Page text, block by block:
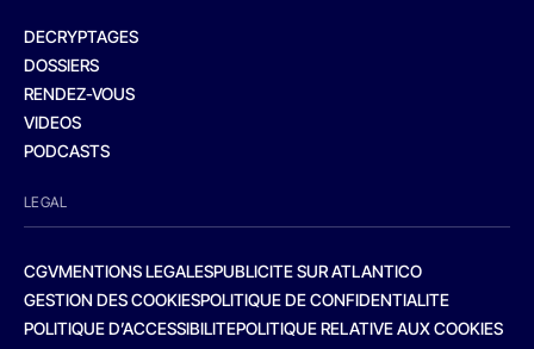
DECRYPTAGES
DOSSIERS
RENDEZ-VOUS
VIDEOS
PODCASTS
LEGAL
CGVMENTIONS LEGALESPUBLICITE SUR ATLANTICO
GESTION DES COOKIESPOLITIQUE DE CONFIDENTIALITE
POLITIQUE D’ACCESSIBILITEPOLITIQUE RELATIVE AUX COOKIES